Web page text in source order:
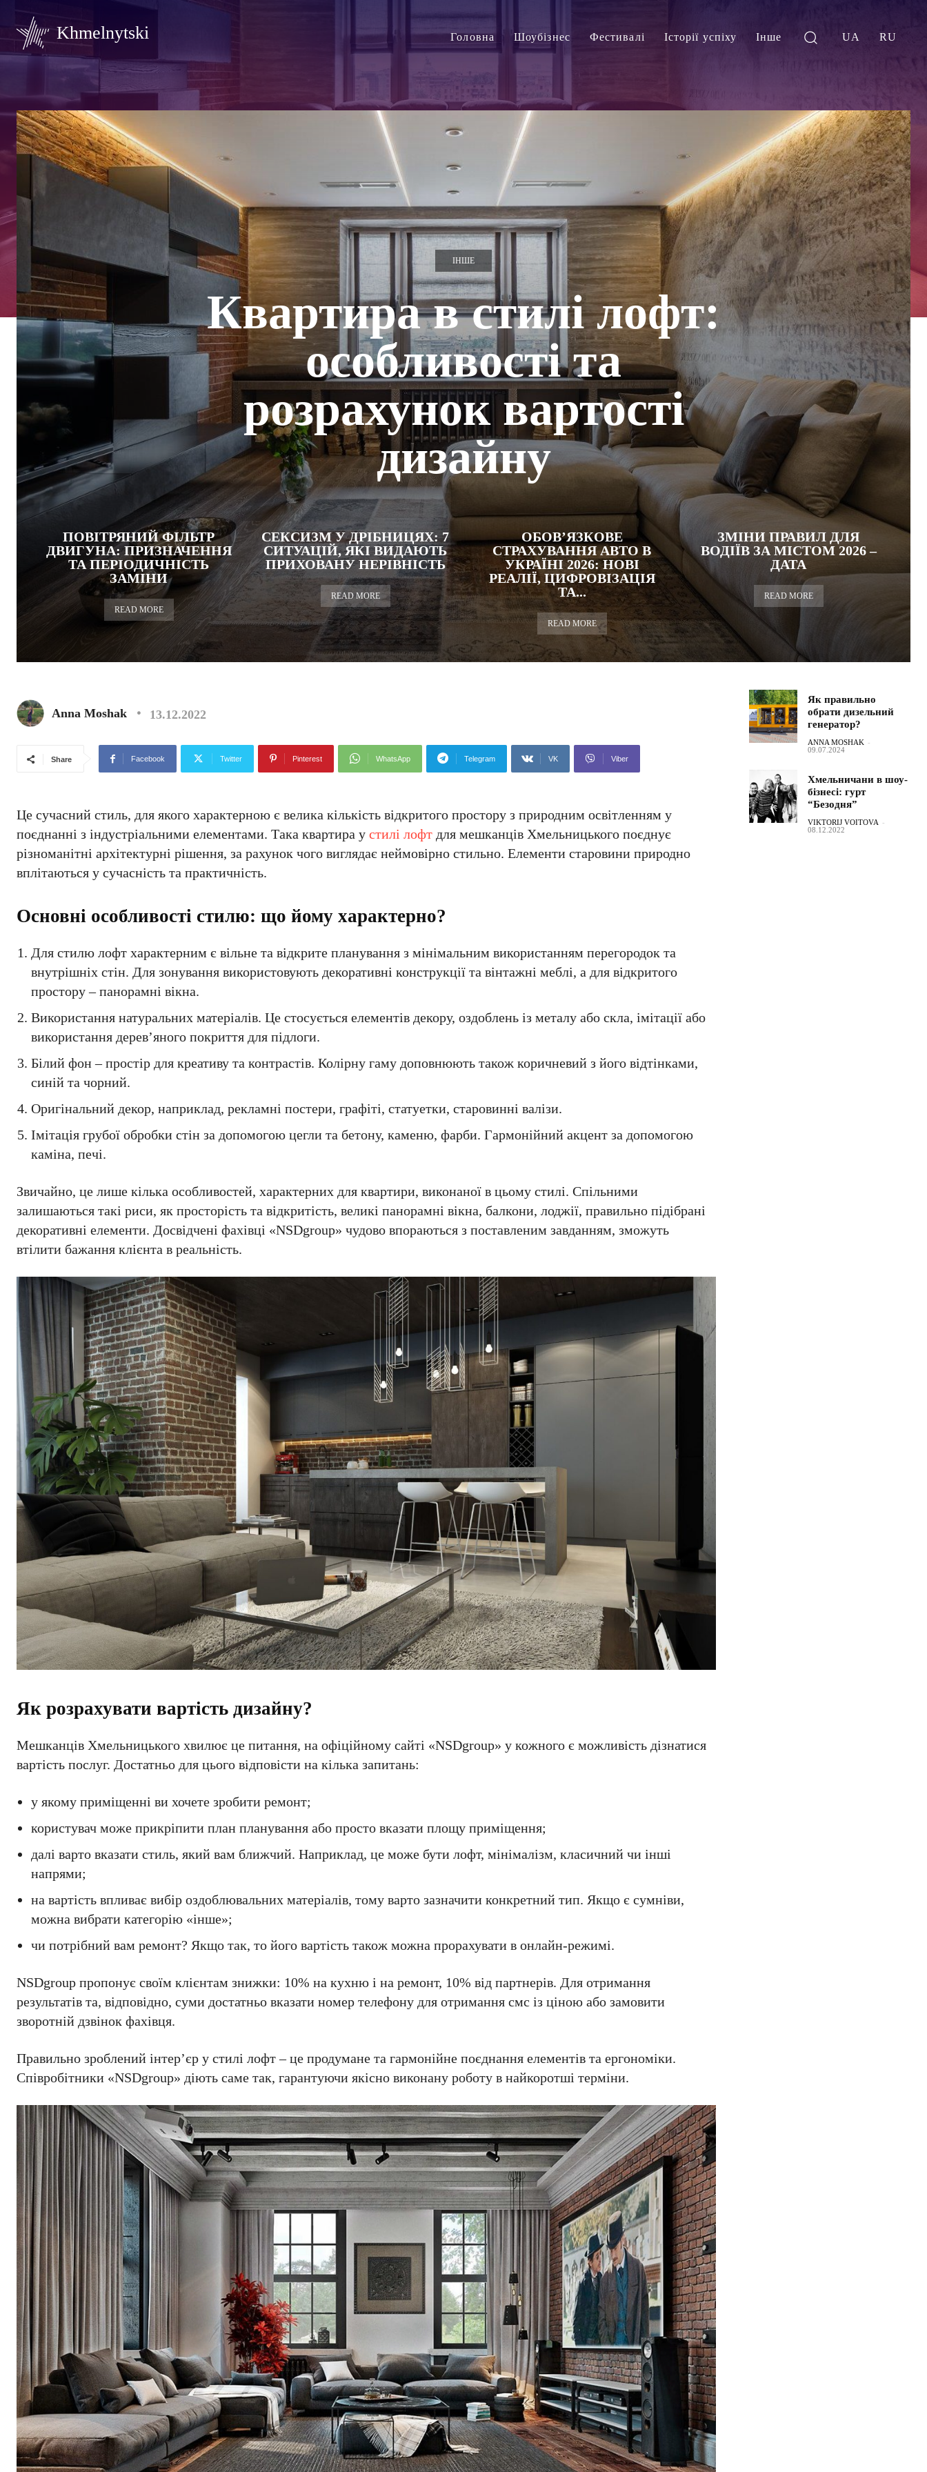
Khmelnytski Головна Шоубізнес Фестивалі Історії успіху Інше UA RU
ІНШЕ
Квартира в стилі лофт:
особливості та
розрахунок вартості
дизайну
ПОВІТРЯНИЙ ФІЛЬТР
ДВИГУНА: ПРИЗНАЧЕННЯ
ТА ПЕРІОДИЧНІСТЬ
ЗАМІНИ
READ MORE
СЕКСИЗМ У ДРІБНИЦЯХ: 7
СИТУАЦІЙ, ЯКІ ВИДАЮТЬ
ПРИХОВАНУ НЕРІВНІСТЬ
READ MORE
ОБОВ’ЯЗКОВЕ
СТРАХУВАННЯ АВТО В
УКРАЇНІ 2026: НОВІ
РЕАЛІЇ, ЦИФРОВІЗАЦІЯ
ТА...
READ MORE
ЗМІНИ ПРАВИЛ ДЛЯ
ВОДІЇВ ЗА МІСТОМ 2026 –
ДАТА
READ MORE
Anna Moshak 13.12.2022
Share Facebook Twitter Pinterest WhatsApp Telegram VK Viber
Це сучасний стиль, для якого характерною є велика кількість відкритого простору з природним освітленням у
поєднанні з індустріальними елементами. Така квартира у стилі лофт для мешканців Хмельницького поєднує
різноманітні архітектурні рішення, за рахунок чого виглядає неймовірно стильно. Елементи старовини природно
вплітаються у сучасність та практичність.
Основні особливості стилю: що йому характерно?
Для стилю лофт характерним є вільне та відкрите планування з мінімальним використанням перегородок та
внутрішніх стін. Для зонування використовують декоративні конструкції та вінтажні меблі, а для відкритого
простору – панорамні вікна.
Використання натуральних матеріалів. Це стосується елементів декору, оздоблень із металу або скла, імітації або
використання дерев’яного покриття для підлоги.
Білий фон – простір для креативу та контрастів. Колірну гаму доповнюють також коричневий з його відтінками,
синій та чорний.
Оригінальний декор, наприклад, рекламні постери, графіті, статуетки, старовинні валізи.
Імітація грубої обробки стін за допомогою цегли та бетону, каменю, фарби. Гармонійний акцент за допомогою
каміна, печі.
Звичайно, це лише кілька особливостей, характерних для квартири, виконаної в цьому стилі. Спільними
залишаються такі риси, як просторість та відкритість, великі панорамні вікна, балкони, лоджії, правильно підібрані
декоративні елементи. Досвідчені фахівці «NSDgroup» чудово впораються з поставленим завданням, зможуть
втілити бажання клієнта в реальність.
Як розрахувати вартість дизайну?
Мешканців Хмельницького хвилює це питання, на офіційному сайті «NSDgroup» у кожного є можливість дізнатися
вартість послуг. Достатньо для цього відповісти на кілька запитань:
у якому приміщенні ви хочете зробити ремонт;
користувач може прикріпити план планування або просто вказати площу приміщення;
далі варто вказати стиль, який вам ближчий. Наприклад, це може бути лофт, мінімалізм, класичний чи інші
напрями;
на вартість впливає вибір оздоблювальних матеріалів, тому варто зазначити конкретний тип. Якщо є сумніви,
можна вибрати категорію «інше»;
чи потрібний вам ремонт? Якщо так, то його вартість також можна прорахувати в онлайн-режимі.
NSDgroup пропонує своїм клієнтам знижки: 10% на кухню і на ремонт, 10% від партнерів. Для отримання
результатів та, відповідно, суми достатньо вказати номер телефону для отримання смс із ціною або замовити
зворотній дзвінок фахівця.
Правильно зроблений інтер’єр у стилі лофт – це продумане та гармонійне поєднання елементів та ергономіки.
Співробітники «NSDgroup» діють саме так, гарантуючи якісно виконану роботу в найкоротші терміни.
Як правильно
обрати дизельний
генератор?
ANNA MOSHAK -
09.07.2024
Хмельничани в шоу-
бізнесі: гурт
“Безодня”
VIKTORIJ VOITOVA -
08.12.2022